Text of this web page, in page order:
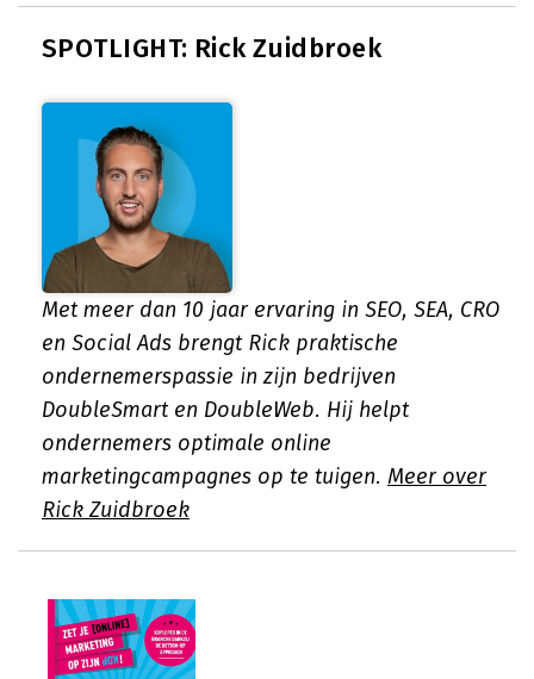
SPOTLIGHT: Rick Zuidbroek
Met meer dan 10 jaar ervaring in SEO, SEA, CRO
en Social Ads brengt Rick praktische
ondernemerspassie in zijn bedrijven
DoubleSmart en DoubleWeb. Hij helpt
ondernemers optimale online
marketingcampagnes op te tuigen. Meer over
Rick Zuidbroek